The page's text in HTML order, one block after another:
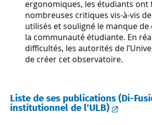
ergonomiques, les étudiants ont
nombreuses critiques vis-à-vis
utilisés et souligné le manque
la communauté étudiante. En
difficultés, les autorités de
de créer cet observatoire.
Liste de ses publications (Di-
institutionnel de l'ULB)